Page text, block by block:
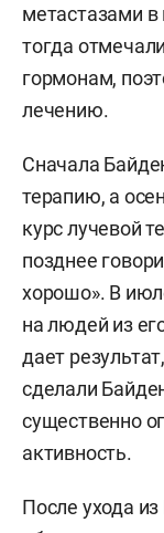
метастазами в
тогда
гормонам,
лечению.
Сначала
терапию, а
курс лучевой
позднее
хорошо». В
на людей из
дает
сделали
существенно
активность.
После ухода